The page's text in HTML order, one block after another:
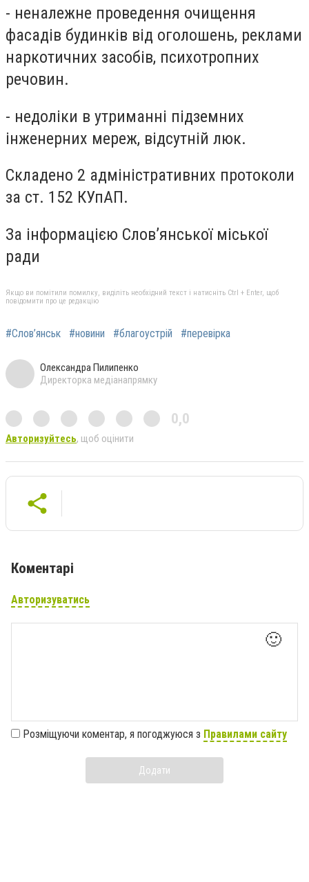
- неналежне проведення очищення
фасадів будинків від оголошень, реклами
наркотичних засобів, психотропних
речовин.
- недоліки в утриманні підземних
інженерних мереж, відсутній люк.
Складено 2 адміністративних протоколи
за ст. 152 КУпАП.
За інформацією Слов’янської міської
ради
Якщо ви помітили помилку, виділіть необхідний текст і натисніть Ctrl + Enter, щоб
повідомити про це редакцію
#Слов’янськ #новини #благоустрій #перевірка
Олександра Пилипенко
Директорка медіанапрямку
0,0
Авторизуйтесь, щоб оцінити
Коментарі
Авторизуватись
🙂
Розміщуючи коментар, я погоджуюся з Правилами сайту
Додати